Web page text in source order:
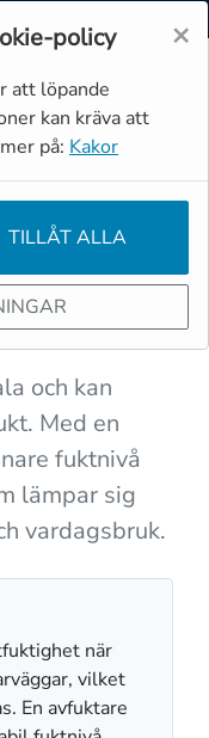
policy ×
att löpande
kan kräva att
på: Kakor
TILLÅT ALLA
och kan
Med en
fuktnivå
lämpar sig
vardagsbruk.
när
vilket
En avfuktare